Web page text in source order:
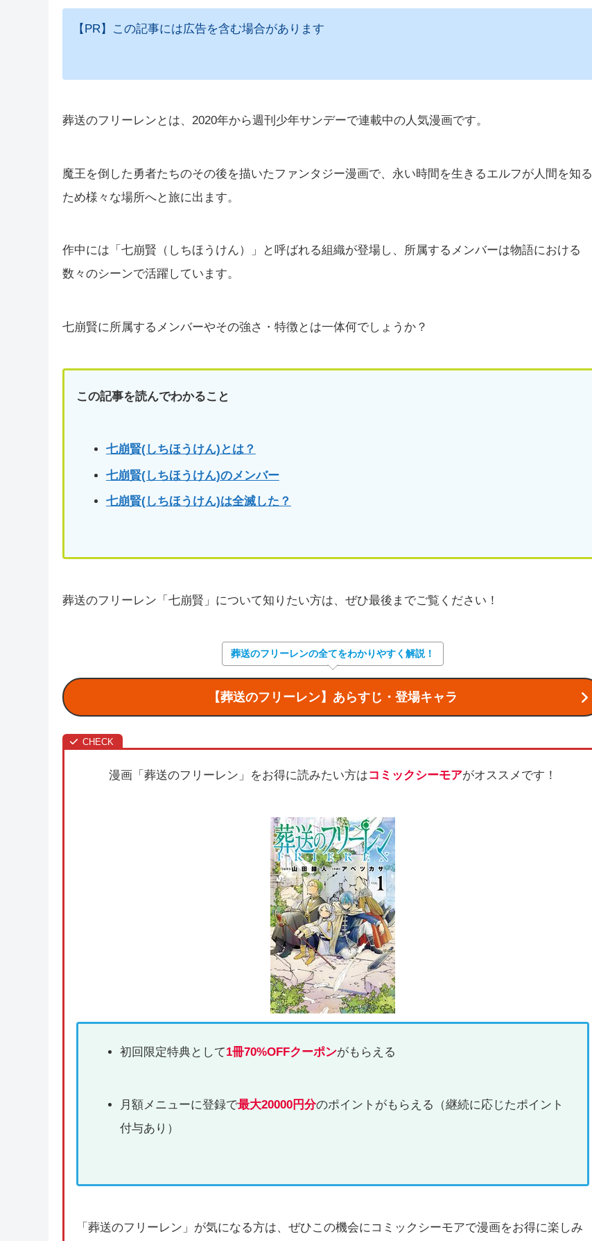
【PR】この記事には広告を含む場合があります
葬送のフリーレンとは、2020年から週刊少年サンデーで連載中の人気漫画です。
魔王を倒した勇者たちのその後を描いたファンタジー漫画で、永い時間を生きるエルフが人間を知る
ため様々な場所へと旅に出ます。
作中には「七崩賢（しちほうけん）」と呼ばれる組織が登場し、所属するメンバーは物語における
数々のシーンで活躍しています。
七崩賢に所属するメンバーやその強さ・特徴とは一体何でしょうか？
この記事を読んでわかること
七崩賢(しちほうけん)とは？
七崩賢(しちほうけん)のメンバー
七崩賢(しちほうけん)は全滅した？
葬送のフリーレン「七崩賢」について知りたい方は、ぜひ最後までご覧ください！
葬送のフリーレンの全てをわかりやすく解説！
【葬送のフリーレン】あらすじ・登場キャラ
漫画「葬送のフリーレン」をお得に読みたい方はコミックシーモアがオススメです！
初回限定特典として1冊70%OFFクーポンがもらえる
月額メニューに登録で最大20000円分のポイントがもらえる（継続に応じたポイント
付与あり）
「葬送のフリーレン」が気になる方は、ぜひこの機会にコミックシーモアで漫画をお得に楽しみ